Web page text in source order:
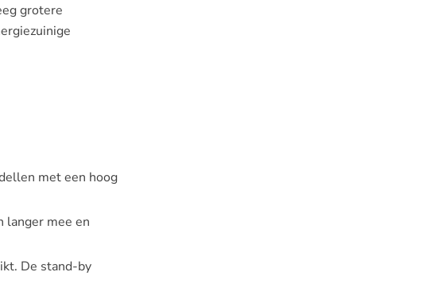
grotere
met een hoog
langer mee en
De stand-by